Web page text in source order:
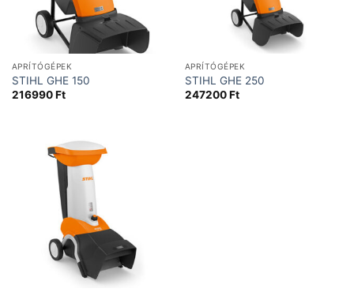
APRÍTÓGÉPEK
STIHL GHE 150
216990Ft
APRÍTÓGÉPEK
STIHL GHE 250
247200Ft